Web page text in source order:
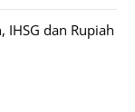
IHSG dan Rupiah